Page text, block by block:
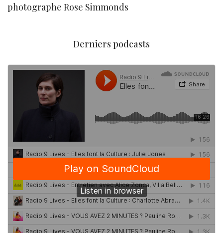
photographe Rose Simmonds
Derniers podcasts